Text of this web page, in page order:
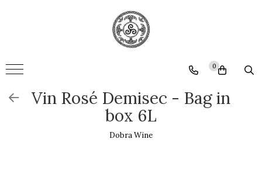
Baricat
Vin Alb
Vin Rose
0
Vin Rosé Demisec - Bag in
box 6L
Dobra Wine